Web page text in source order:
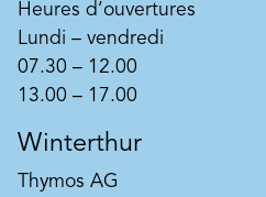
Heures d’ouvertures
Lundi – vendredi
07.30 – 12.00
13.00 – 17.00
Winterthur
Thymos AG